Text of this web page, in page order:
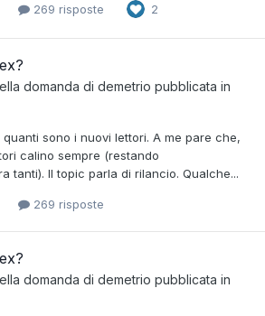
269 risposte 2
domanda di demetrio pubblicata in
sono i nuovi lettori. A me pare che,
calino sempre (restando
tanti). Il topic parla di rilancio. Qualche...
269 risposte
domanda di demetrio pubblicata in